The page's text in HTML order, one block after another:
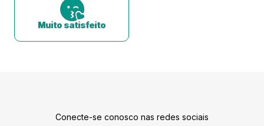
Muito satisfeito
Conecte-se conosco nas redes sociais